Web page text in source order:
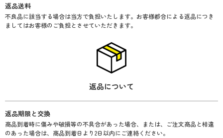
返品送料
不良品に該当する場合は当方で負担いたします。お客様都合による返品につき
ましてはお客様のご負担とさせていただきます。
返品について
返品期限と交換
商品到着時に傷みや破損等の不具合があった場合、または、ご注文商品と相違
のあった場合は、商品到着日より2日以内にご連絡ください。